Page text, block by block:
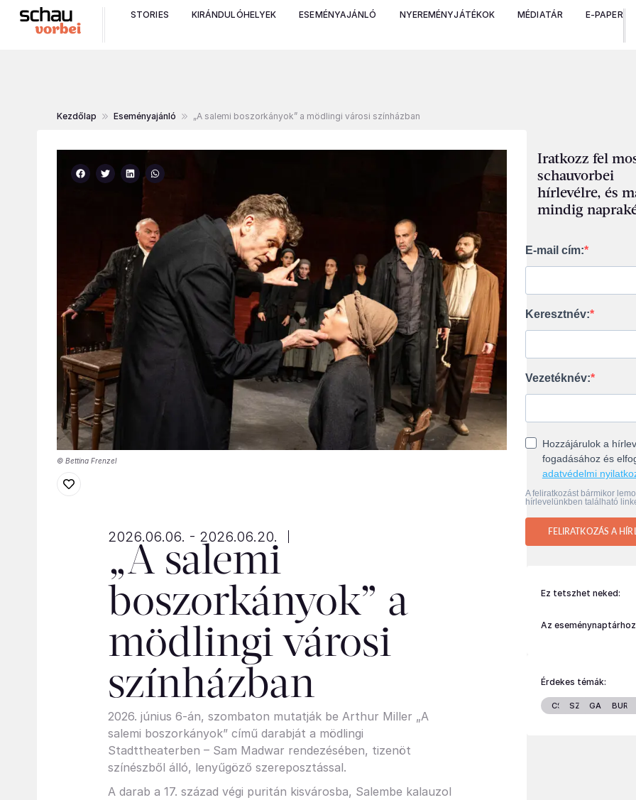
STORIES KIRÁNDULÓHELYEK ESEMÉNYAJÁNLÓ NYEREMÉNYJÁTÉKOK MÉDIATÁR E-PAPER
Kezdőlap Eseményajánló „A salemi boszorkányok” a mödlingi városi színházban
© Bettina Frenzel
2026.06.06. - 2026.06.20.
„A salemi
boszorkányok” a
mödlingi városi
színházban
2026. június 6-án, szombaton mutatják be Arthur Miller „A
salemi boszorkányok” című darabját a mödlingi
Stadttheaterben – Sam Madwar rendezésében, tizenöt
színészből álló, lenyűgöző szereposztással.
A darab a 17. század végi puritán kisvárosba, Salembe kalauzol
Iratkozz fel
schauvorbei
hírlevélre, és
mindig
E-mail cím:
Keresztnév:
Vezetéknév:
Hozzájárulok a
fogadásához és
adatvédelmi
A feliratkozást bármikor
hírlevelünkben található
FELIRATKOZÁS A
Ez tetszhet neked:
Az eseménynaptárhoz
Érdekes témák:
CSALÁDSZTÁROKGAZDASÁG